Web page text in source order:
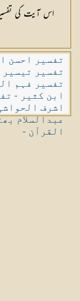
اس آیت کی
تفسیر احسن
تفسیر
تفسیر فہم
ابن کثیر -
اشرف
عبدالسلام
القرآن -